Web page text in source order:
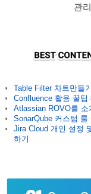
관
Table Filter 차트만들기
Confluence 활용 꿀팁
Atlassian ROVO를 소
SonarQube 커스텀 룰
Jira Cloud 개인 설정
하기